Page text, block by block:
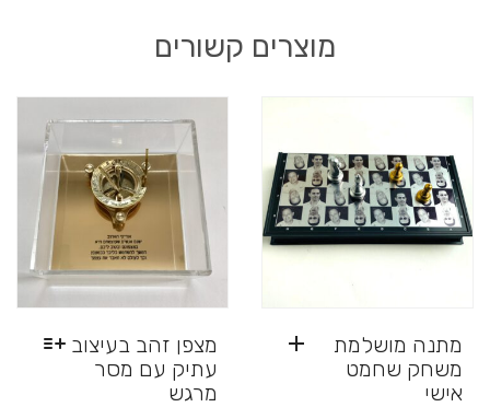
מוצרים קשורים
מצפן זהב בעיצוב
עתיק עם מסר
מרגש
מתנה מושלמת
משחק שחמט
אישי